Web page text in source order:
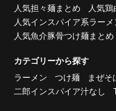
人気担々麺まとめ
人気鶏
人気インスパイア系ラーメ
人気魚介豚骨つけ麺まとめ
カテゴリーから探す
ラーメン
つけ麺 まぜそ
二郎インスパイア汁なし